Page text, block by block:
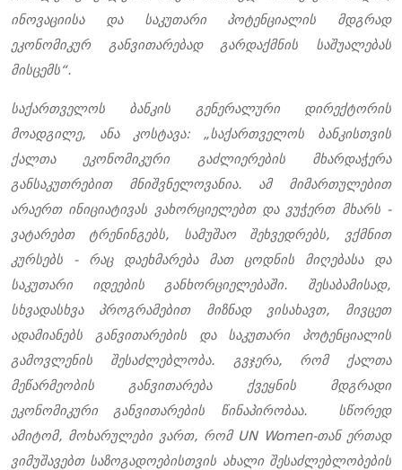
ინოვაციისა და საკუთარი პოტენციალის მდგრად
ეკონომიკურ განვითარებად გარდაქმნის საშუალებას
მისცემს“.
საქართველოს ბანკის გენერალური დირექტორის
მოადგილე, ანა კოსტავა: „საქართველოს ბანკისთვის
ქალთა ეკონომიკური გაძლიერების მხარდაჭერა
განსაკუთრებით მნიშვნელოვანია. ამ მიმართულებით
არაერთ ინიციატივას ვახორციელებთ და ვუჭერთ მხარს -
ვატარებთ ტრენინგებს, სამუშაო შეხვედრებს, ვქმნით
კურსებს - რაც დაეხმარება მათ ცოდნის მიღებასა და
საკუთარი იდეების განხორციელებაში. შესაბამისად,
სხვადასხვა პროგრამებით მიზნად ვისახავთ, მივცეთ
ადამიანებს განვითარების და საკუთარი პოტენციალის
გამოვლენის შესაძლებლობა. გვჯერა, რომ ქალთა
მეწარმეობის განვითარება ქვეყნის მდგრადი
ეკონომიკური განვითარების წინაპირობაა.
სწორედ
ამიტომ, მოხარულები ვართ, რომ UN Women-თან ერთად
ვიმუშავებთ საზოგადოებისთვის ახალი შესაძლებლობების